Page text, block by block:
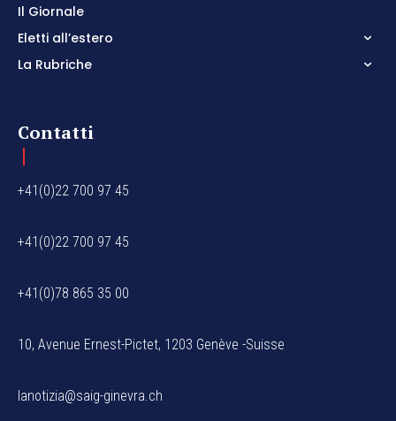
Il Giornale
Eletti all’estero
La Rubriche
Contatti
+41(0)22 700 97 45
+41(0)22 700 97 45
+41(0)78 865 35 00
10, Avenue Ernest-Pictet, 1203 Genève -Suisse
lanotizia@saig-ginevra.ch